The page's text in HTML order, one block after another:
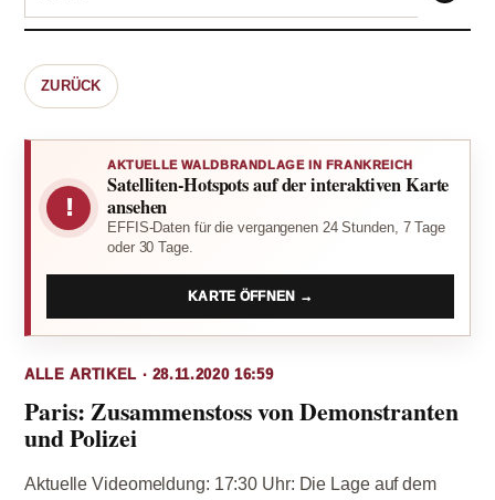
ZURÜCK
!
AKTUELLE WALDBRANDLAGE IN FRANKREICH
Satelliten-Hotspots auf der interaktiven Karte
ansehen
EFFIS-Daten für die vergangenen 24 Stunden, 7 Tage
oder 30 Tage.
KARTE ÖFFNEN →
ALLE ARTIKEL · 28.11.2020 16:59
Paris: Zusammenstoss von Demonstranten
und Polizei
Aktuelle Videomeldung: 17:30 Uhr: Die Lage auf dem